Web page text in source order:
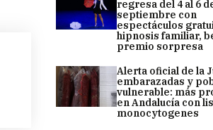
regresa del 4 al 6
septiembre con
espectáculos
hipnosis familiar,
premio sorpresa
Alerta oficial de la
embarazadas y
vulnerable: más
en Andalucía con
monocytogenes